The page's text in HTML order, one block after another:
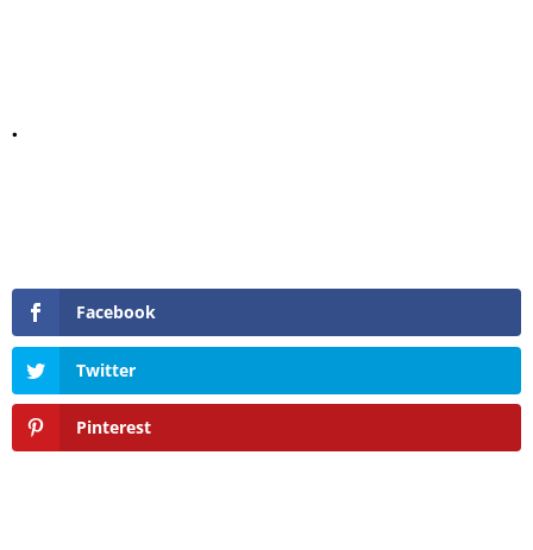
.
Facebook
Twitter
Pinterest